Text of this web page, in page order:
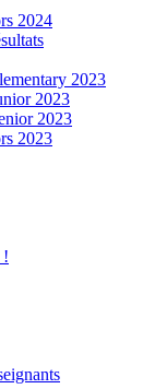
2024
2023
2023
2023
2023
!